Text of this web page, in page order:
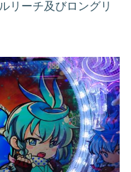
リーチ及びロングリ